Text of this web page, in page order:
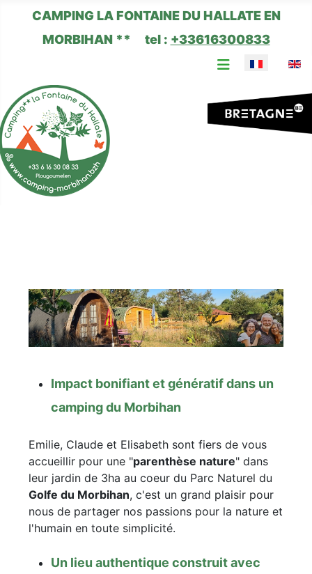
CAMPING LA FONTAINE DU HALLATE EN
MORBIHAN ** tel : +33616300833
Impact bonifiant et génératif dans un
camping du Morbihan
Emilie, Claude et Elisabeth sont fiers de vous
accueillir pour une "parenthèse nature" dans
leur jardin de 3ha au coeur du Parc Naturel du
Golfe du Morbihan, c'est un grand plaisir pour
nous de partager nos passions pour la nature et
l'humain en toute simplicité.
Un lieu authentique construit avec